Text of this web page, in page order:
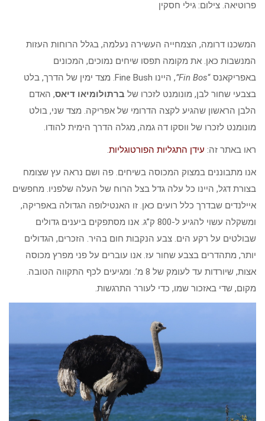
פרוטיאה. צילום: גילי חסקין
המשכנו דרומה, הצמחייה העשירה נעלמה, בגלל הרוחות העזות
המנשבות כאן. את מקומה תפסו שיחים נמוכים, המכונים
באפריקאנס “Fin Bos”
, היינו Fine Bush. מצד ימין של הדרך, בלט
בצבעי שחור לבן, מונומנט לזכרו של ברתולומיאו דיאס, האדם
הלבן הראשון שהגיע לקצה הדרומי של אפריקה. מצד שני, בולט
מונומנט לזכרו של ווסקו דה גמה, מגלה הדרך הימית להודו.
ראו באתר זה: עידן התגליות הפורטוגליות.
אנו מתבוננים במצוק המכוסה בשיחים. פה ושם נראה עץ שצומח
בצורת דגל, היינו כל עלה גדל בצל הרוח של העלה שלפניו. מחפשים
איילנדים שבדרך כלל רועים כאן. זו האנטילופה הגדולה באפריקה,
ומשקלה עשוי להגיע ל-800 ק”ג. אנו מסתפקים ביענים גדולים
שבולטים על רקע הים. צבע הנקבות חום בהיר. הזכרים, הגדולים
יותר, מתהדרים בצבע שחור עז. אנו עוברים על פני מפרץ מכוסה
אצות, שיורדות עד לעומק של 8 מ’. ומגיעים לכף התקווה הטובה.
מקום, שדי באזכור שמו, כדי לעורר התרגשות.